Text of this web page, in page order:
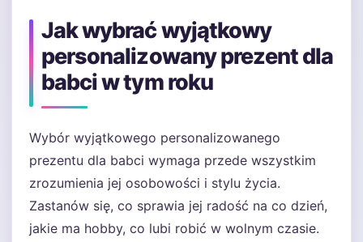
Jak wybrać wyjątkowy
personalizowany prezent dla
babci w tym roku
Wybór wyjątkowego personalizowanego
prezentu dla babci wymaga przede wszystkim
zrozumienia jej osobowości i stylu życia.
Zastanów się, co sprawia jej radość na co dzień,
jakie ma hobby, co lubi robić w wolnym czasie.